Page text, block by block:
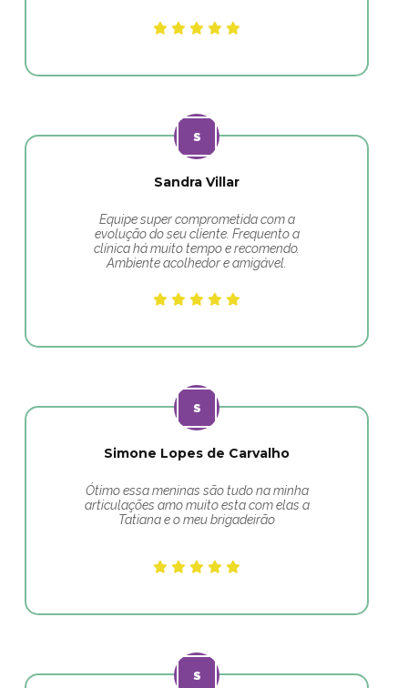
Sandra Villar
Equipe super comprometida com a
evolução do seu cliente. Frequento a
clínica há muito tempo e recomendo.
Ambiente acolhedor e amigável.
Simone Lopes de Carvalho
Ótimo essa meninas são tudo na minha
articulações amo muito esta com elas a
Tatiana e o meu brigadeirão